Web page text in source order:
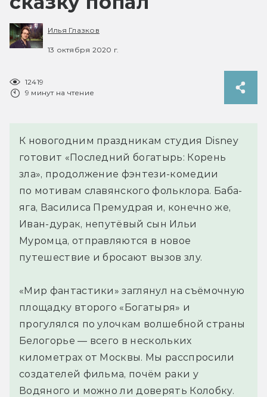
Илья Глазков
13 октября 2020 г.
12419
9 минут на чтение
К новогодним праздникам студия Disney
готовит «Последний богатырь: Корень
зла», продолжение фэнтези-комедии
по мотивам славянского фольклора. Баба-
яга, Василиса Премудрая и, конечно же,
Иван-дурак, непутёвый сын Ильи
Муромца, отправляются в новое
путешествие и бросают вызов злу.
«Мир фантастики» заглянул на съёмочную
площадку второго «Богатыря» и
прогулялся по улочкам волшебной страны
Белогорье — всего в нескольких
километрах от Москвы. Мы расспросили
создателей фильма, почём раки у
Водяного и можно ли доверять Колобку.